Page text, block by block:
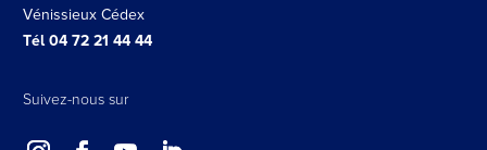
Vénissieux Cédex
Tél 04 72 21 44 44
Suivez-nous sur